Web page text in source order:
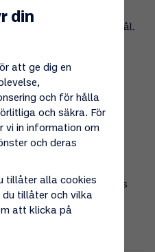
reglage i rostfritt stål.
liter. Tändning och
men alla funktioner kan
av en omformare (tillval,
vid förbränning, tillförs
din
att ge dig en
och för hålla
och säkra. För
vi in information om
och deras
tillåter alla cookies
du tillåter och vilka
att klicka på